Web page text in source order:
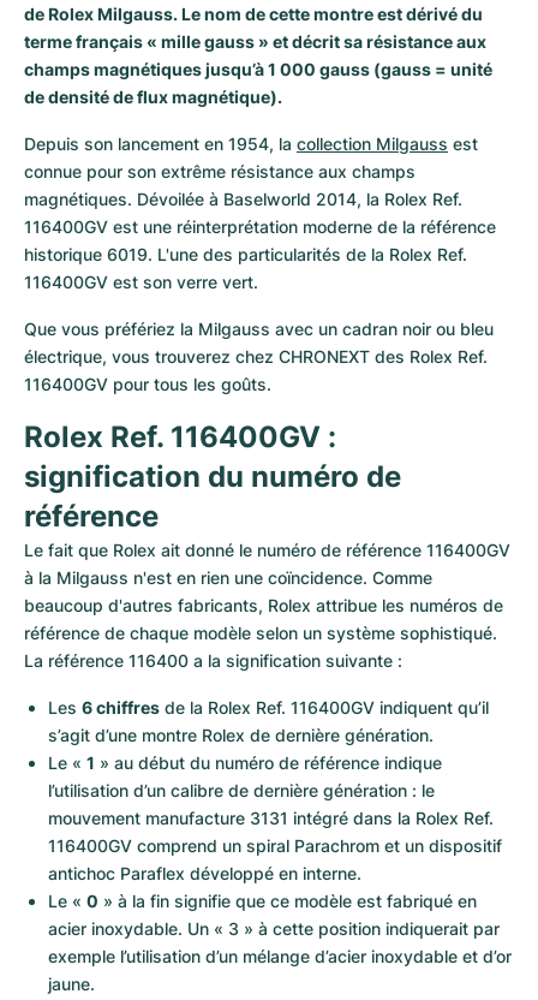
Milgauss
Oyster Perpetual
Yacht-Master
Yacht-Master II
Sea-Dweller
Submariner
Montres pour femmes
Ronde
Rotonde
Crash
Pasha
Tortue
Ballon Blanc
Roadster
Montres d'occasion
Montres pour femmes
Professional
Bentley
Transocean
Cockpit
Chronospace
Galactic
Montbrillant
Montres d'occasion
Montres pour femmes
Formula 1
Grand Carrera
Montres d'occasion
Montres pour femmes
Portofino
Portugieser
Da Vinci
Aquatimer
Spitfire
Vintage
Montres d'occasion
Spirit of Big Bang
King Power
Montres d'occasion
de Rolex Milgauss. Le nom de cette montre est dérivé du
terme français « mille gauss » et décrit sa résistance aux
champs magnétiques jusqu’à 1 000 gauss (gauss = unité
de densité de flux magnétique).
Depuis son lancement en 1954, la collection Milgauss est
connue pour son extrême résistance aux champs
magnétiques. Dévoilée à Baselworld 2014, la Rolex Ref.
116400GV est une réinterprétation moderne de la référence
historique 6019. L'une des particularités de la Rolex Ref.
116400GV est son verre vert.
Que vous préfériez la Milgauss avec un cadran noir ou bleu
électrique, vous trouverez chez CHRONEXT des Rolex Ref.
116400GV pour tous les goûts.
Rolex Ref. 116400GV :
signification du numéro de
référence
Le fait que Rolex ait donné le numéro de référence 116400GV
à la Milgauss n'est en rien une coïncidence. Comme
beaucoup d'autres fabricants, Rolex attribue les numéros de
référence de chaque modèle selon un système sophistiqué.
La référence 116400 a la signification suivante :
Les 6 chiffres de la Rolex Ref. 116400GV indiquent qu’il
s’agit d’une montre Rolex de dernière génération.
Le « 1 » au début du numéro de référence indique
l’utilisation d’un calibre de dernière génération : le
mouvement manufacture 3131 intégré dans la Rolex Ref.
116400GV comprend un spiral Parachrom et un dispositif
antichoc Paraflex développé en interne.
Le « 0 » à la fin signifie que ce modèle est fabriqué en
acier inoxydable. Un « 3 » à cette position indiquerait par
exemple l’utilisation d’un mélange d’acier inoxydable et d’or
jaune.